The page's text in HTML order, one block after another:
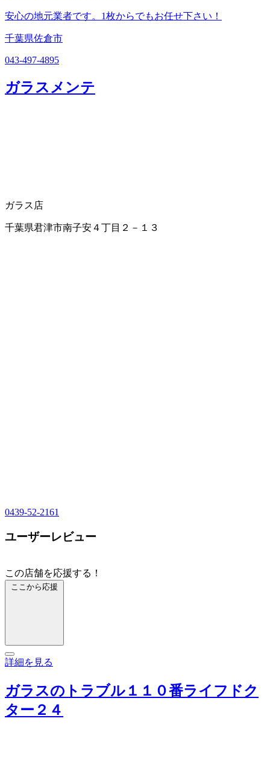
安心の地元業者です。1枚からでもお任せ下さい！
千葉県佐倉市
043-497-4895
ガラスメンテ
ガラス店
千葉県君津市南子安４丁目２－１３
0439-52-2161
ユーザーレビュー
この店舗を応援する！
ここから応援
詳細を見る
ガラスのトラブル１１０番ライフドク
ター２４